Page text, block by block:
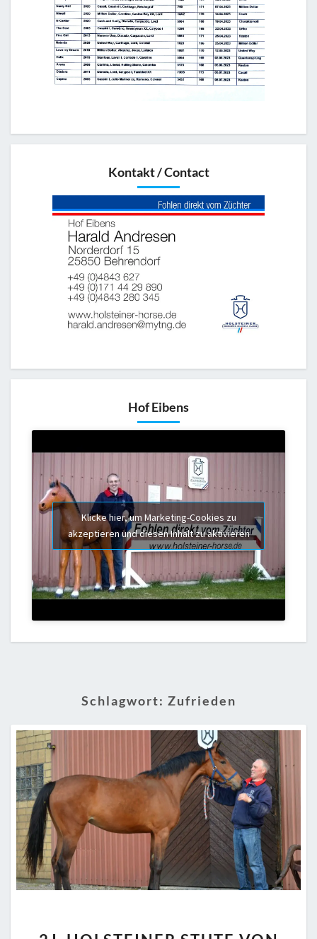
Kontakt / Contact
Hof Eibens
Klicke hier, um Marketing-Cookies zu
akzeptieren und diesen Inhalt zu aktivieren
Schlagwort: Zufrieden